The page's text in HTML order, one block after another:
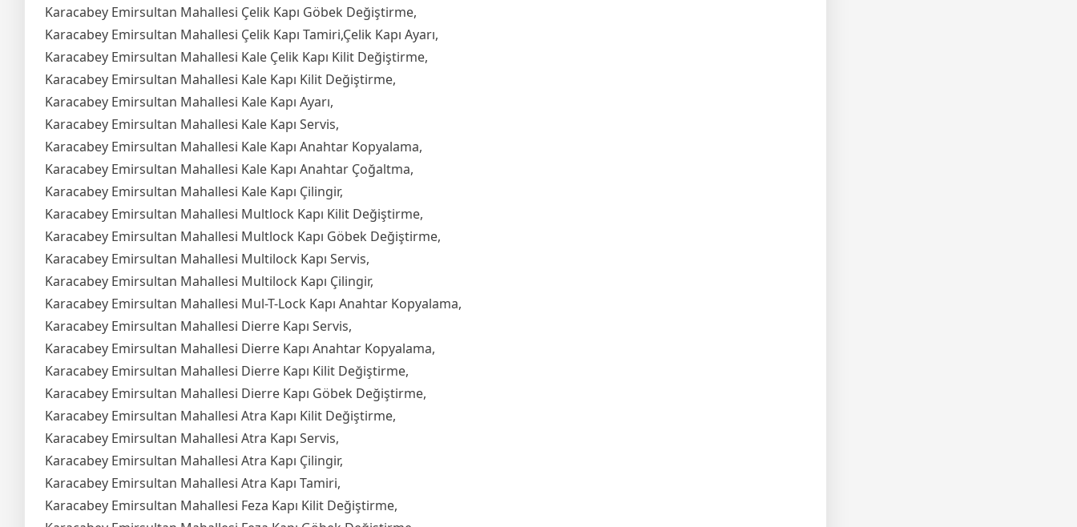
Karacabey Emirsultan Mahallesi Çelik Kapı Göbek Değiştirme,
Karacabey Emirsultan Mahallesi Çelik Kapı Tamiri,Çelik Kapı Ayarı,
Karacabey Emirsultan Mahallesi Kale Çelik Kapı Kilit Değiştirme,
Karacabey Emirsultan Mahallesi Kale Kapı Kilit Değiştirme,
Karacabey Emirsultan Mahallesi Kale Kapı Ayarı,
Karacabey Emirsultan Mahallesi Kale Kapı Servis,
Karacabey Emirsultan Mahallesi Kale Kapı Anahtar Kopyalama,
Karacabey Emirsultan Mahallesi Kale Kapı Anahtar Çoğaltma,
Karacabey Emirsultan Mahallesi Kale Kapı Çilingir,
Karacabey Emirsultan Mahallesi Multlock Kapı Kilit Değiştirme,
Karacabey Emirsultan Mahallesi Multlock Kapı Göbek Değiştirme,
Karacabey Emirsultan Mahallesi Multilock Kapı Servis,
Karacabey Emirsultan Mahallesi Multilock Kapı Çilingir,
Karacabey Emirsultan Mahallesi Mul-T-Lock Kapı Anahtar Kopyalama,
Karacabey Emirsultan Mahallesi Dierre Kapı Servis,
Karacabey Emirsultan Mahallesi Dierre Kapı Anahtar Kopyalama,
Karacabey Emirsultan Mahallesi Dierre Kapı Kilit Değiştirme,
Karacabey Emirsultan Mahallesi Dierre Kapı Göbek Değiştirme,
Karacabey Emirsultan Mahallesi Atra Kapı Kilit Değiştirme,
Karacabey Emirsultan Mahallesi Atra Kapı Servis,
Karacabey Emirsultan Mahallesi Atra Kapı Çilingir,
Karacabey Emirsultan Mahallesi Atra Kapı Tamiri,
Karacabey Emirsultan Mahallesi Feza Kapı Kilit Değiştirme,